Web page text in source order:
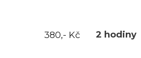
380,- Kč 2 hodiny